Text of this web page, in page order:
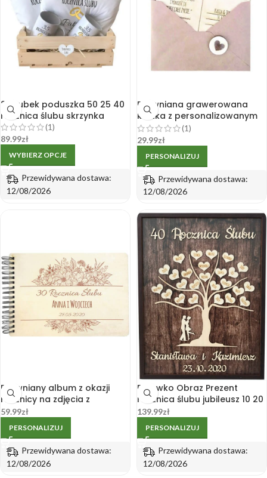
2x Kubek poduszka 50 25 40
rocznica ślubu skrzynka
(1)
89.99zł
WYBIERZ OPCJE
Przewidywana dostawa:
12/08/2026
Drewniana grawerowana
kartka z personalizowanym
grawerem z okazji ślubu,
rocznicy. Prezent na ślub,
(1)
29.99zł
PERSONALIZUJ
Przewidywana dostawa:
12/08/2026
Drewniany album z okazji
rocznicy na zdjęcia z
grawerem 3S
59.99zł
PERSONALIZUJ
Przewidywana dostawa:
12/08/2026
Drzewko Obraz Prezent
rocznica ślubu jubileusz 10 20
25 30 40 50
139.99zł
PERSONALIZUJ
Przewidywana dostawa:
12/08/2026